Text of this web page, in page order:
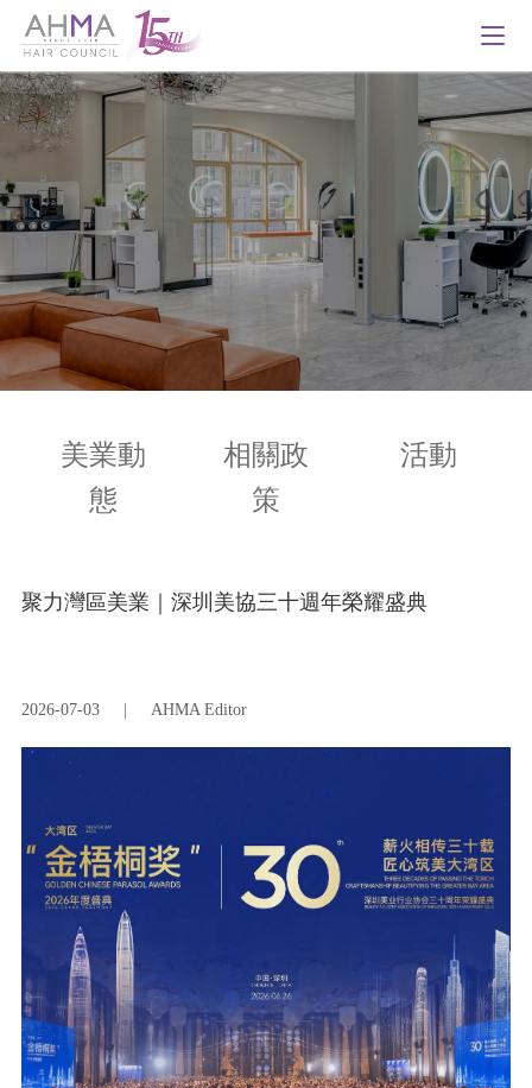
美業動
態
相關政
策
活動
聚力灣區美業｜深圳美協三十週年榮耀盛典
2026-07-03 AHMA Editor